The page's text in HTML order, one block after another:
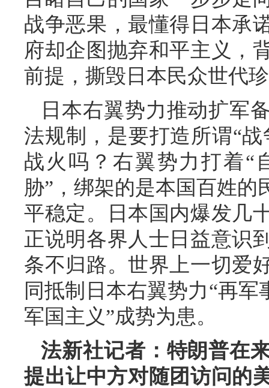
战争恶果，最懂得日本承
府却企图抛弃和平主义，
前提，撕毁日本民众世代
日本右翼势力推动扩军
法规制，是要打造所谓“
战火吗？右翼势力打着“
胁”，绑架的是本国百姓
平稳定。日本国内爆发几
正说明各界人士日益意识
条不归路。世界上一切爱
同抵制日本右翼势力“再
军国主义”成势为患。
法新社记者：特朗普在
提出让中方对随团访问的